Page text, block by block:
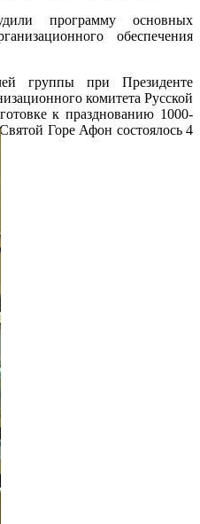
программу основных
обеспечения
группы при Президенте
комитета Русской
к празднованию 1000-
Горе Афон состоялось 4